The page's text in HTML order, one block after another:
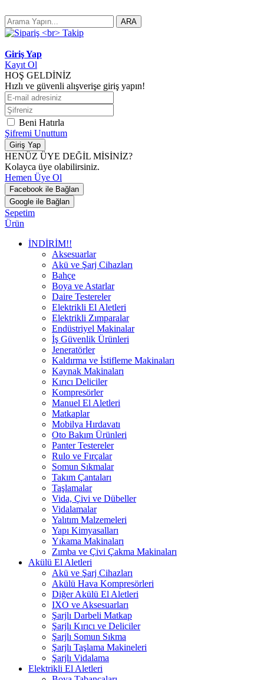
ARA
Giriş Yap
Kayıt Ol
HOŞ GELDİNİZ
Hızlı ve güvenli alışverişe giriş yapın!
Beni Hatırla
Şifremi Unuttum
Giriş Yap
HENÜZ ÜYE DEĞİL MİSİNİZ?
Kolayca üye olabilirsiniz.
Hemen Üye Ol
Facebook ile Bağlan
Google ile Bağlan
Sepetim
Ürün
İNDİRİM!!
Aksesuarlar
Akü ve Şarj Cihazları
Bahçe
Boya ve Astarlar
Daire Testereler
Elektrikli El Aletleri
Elektrikli Zımparalar
Endüstriyel Makinalar
İş Güvenlik Ürünleri
Jeneratörler
Kaldırma ve İstifleme Makinaları
Kaynak Makinaları
Kırıcı Deliciler
Kompresörler
Manuel El Aletleri
Matkaplar
Mobilya Hırdavatı
Oto Bakım Ürünleri
Panter Testereler
Rulo ve Fırçalar
Somun Sıkmalar
Takım Çantaları
Taşlamalar
Vida, Çivi ve Dübeller
Vidalamalar
Yalıtım Malzemeleri
Yapı Kimyasalları
Yıkama Makinaları
Zımba ve Çivi Çakma Makinaları
Akülü El Aletleri
Akü ve Şarj Cihazları
Akülü Hava Kompresörleri
Diğer Akülü El Aletleri
IXO ve Aksesuarları
Şarjlı Darbeli Matkap
Şarjlı Kırıcı ve Deliciler
Şarjlı Somun Sıkma
Şarjlı Taşlama Makineleri
Şarjlı Vidalama
Elektrikli El Aletleri